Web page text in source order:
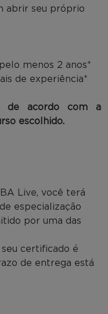
abrir seu próprio
menos 2 anos*
de experiência*
de acordo com a
escolhido.
Live, você terá
especialização
por uma das
certificado é
de entrega está